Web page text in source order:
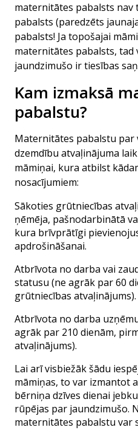
maternitātes pabalsts nav
pabalsts (paredzēts
pabalsts! Ja topošajai
maternitātes pabalsts, tad
jaundzimušo ir tiesības
Kam izmaksā
pabalstu?
Maternitātes pabalstu par
dzemdību atvaļinājuma
māmiņai, kura atbilst
nosacījumiem:
Sākoties grūtniecības
ņēmēja, pašnodarbinātā
kura brīvprātīgi
apdrošināšanai.
Atbrīvota no darba vai
statusu (ne agrāk par 60
grūtniecības atvaļinājums).
Atbrīvota no darba
agrāk par 210 dienām,
atvaļinājums).
Lai arī visbiežāk šādu
māmiņas, to var izmantot
bērniņa dzīves dienai
rūpējas par jaundzimušo.
maternitātes pabalstu var